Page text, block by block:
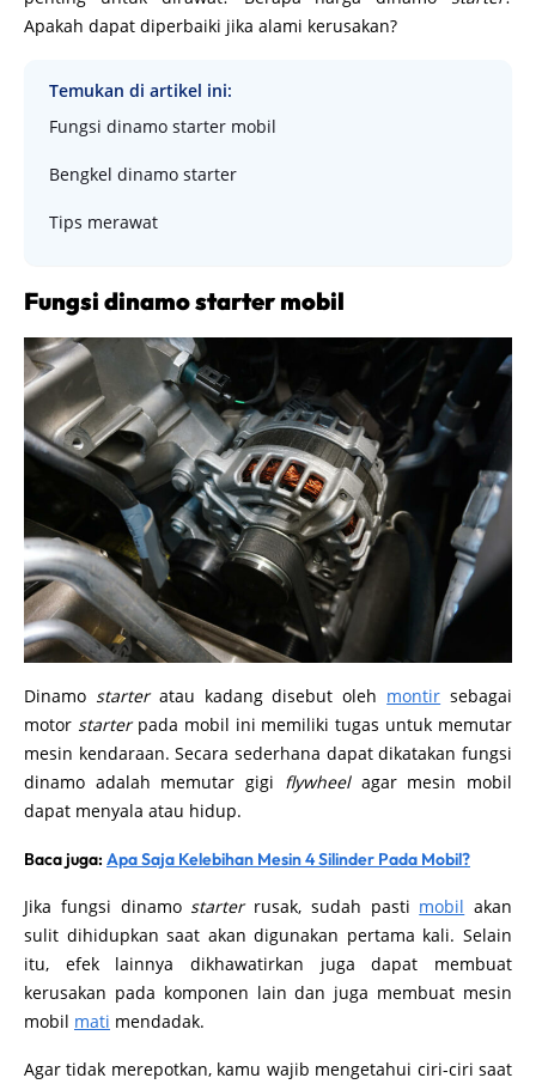
Apakah dapat diperbaiki jika alami kerusakan?
Temukan di artikel ini:
Fungsi dinamo starter mobil
Bengkel dinamo starter
Tips merawat
Fungsi dinamo starter mobil
Dinamo starteratau kadang disebut oleh montir sebagai
motor starterpada mobil ini memiliki tugas untuk memutar
mesin kendaraan. Secara sederhana dapat dikatakan fungsi
dinamo adalah memutar gigi flywheelagar mesin mobil
dapat menyala atau hidup.
Baca juga: Apa Saja Kelebihan Mesin 4 Silinder Pada Mobil?
Jika fungsi dinamo starterrusak, sudah pasti mobil akan
sulit dihidupkan saat akan digunakan pertama kali. Selain
itu, efek lainnya dikhawatirkan juga dapat membuat
kerusakan pada komponen lain dan juga membuat mesin
mobil mati mendadak.
Agar tidak merepotkan, kamu wajib mengetahui ciri-ciri saat